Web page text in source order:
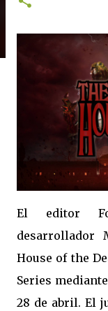
El editor
desarrollador
House of the
Series
28 de abril. El